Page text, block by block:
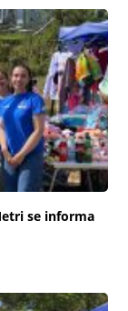
se informa